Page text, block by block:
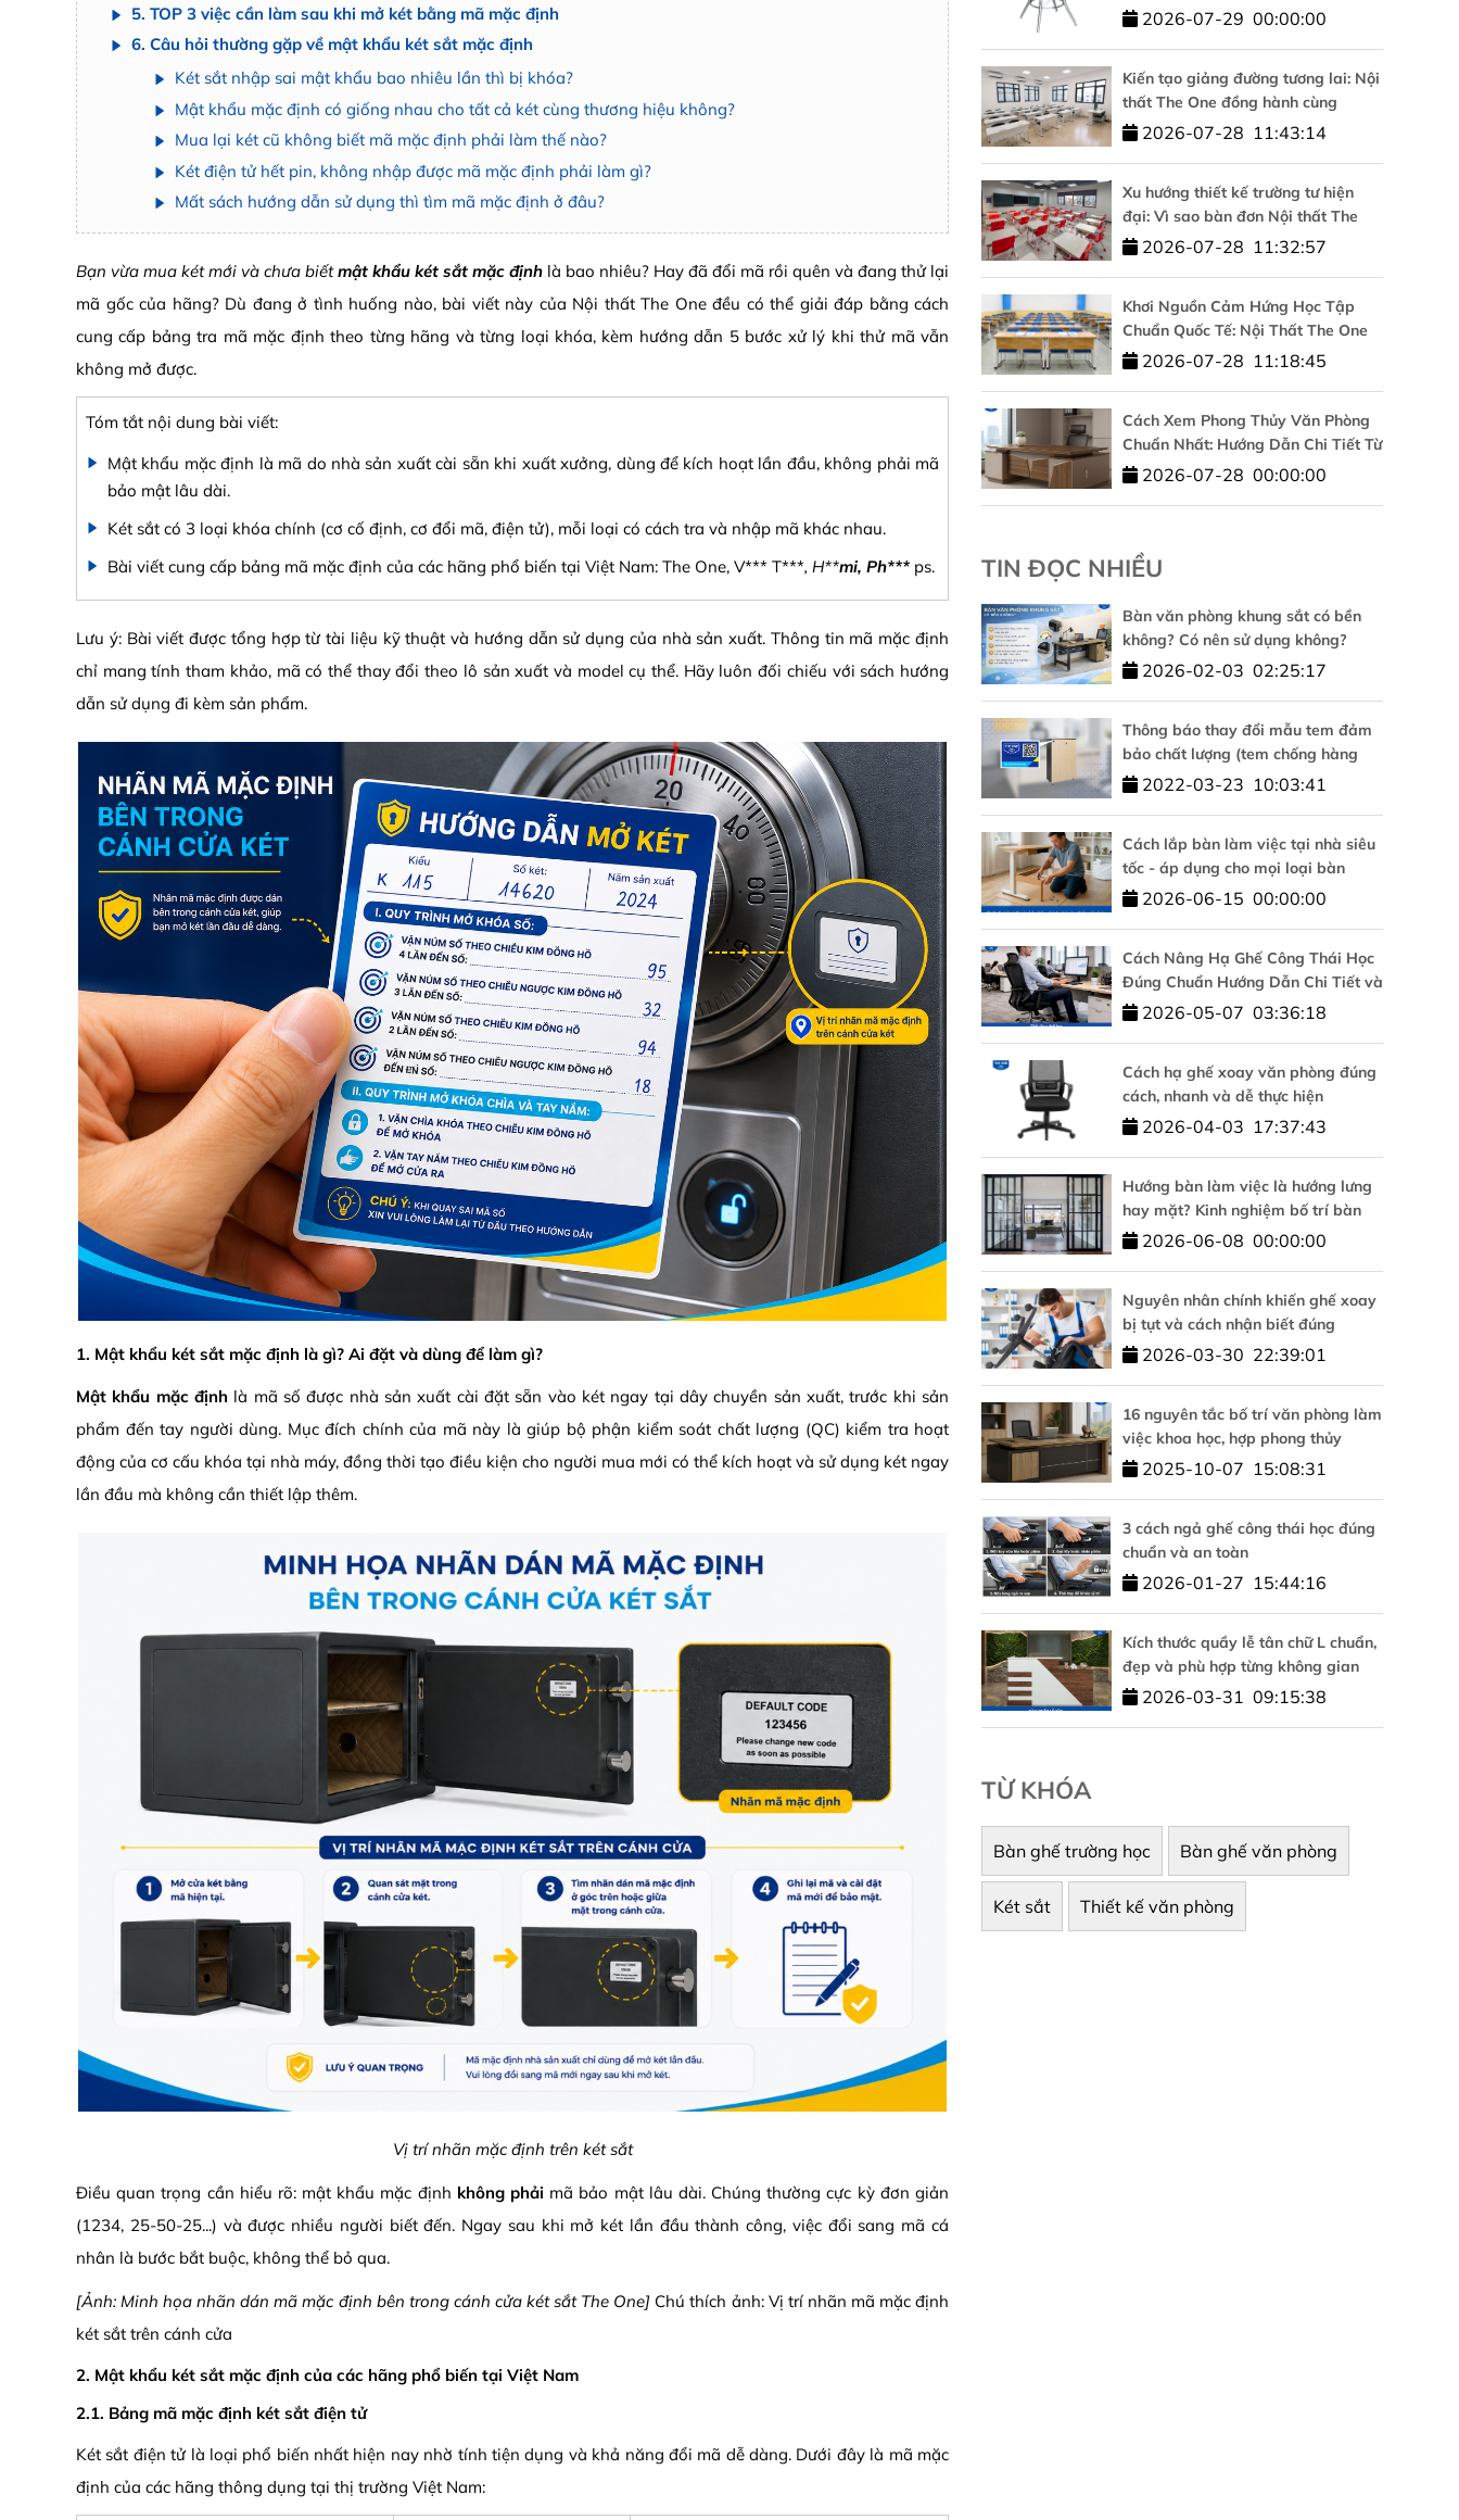
5. TOP 3 việc cần làm sau khi mở két bằng mã mặc định
6. Câu hỏi thường gặp về mật khẩu két sắt mặc định
Két sắt nhập sai mật khẩu bao nhiêu lần thì bị khóa?
Mật khẩu mặc định có giống nhau cho tất cả két cùng thương hiệu không?
Mua lại két cũ không biết mã mặc định phải làm thế nào?
Két điện tử hết pin, không nhập được mã mặc định phải làm gì?
Mất sách hướng dẫn sử dụng thì tìm mã mặc định ở đâu?
Bạn vừa mua két mới và chưa biếtmật khẩu két sắt mặc định là bao nhiêu? Hay đã đổi mã rồi quên và đang thử lại
mã gốc của hãng? Dù đang ở tình huống nào, bài viết này của Nội thất The One đều có thể giải đáp bằng cách
cung cấp bảng tra mã mặc định theo từng hãng và từng loại khóa, kèm hướng dẫn 5 bước xử lý khi thử mã vẫn
không mở được.
Tóm tắt nội dung bài viết:
Mật khẩu mặc định là mã do nhà sản xuất cài sẵn khi xuất xưởng, dùng để kích hoạt lần đầu, không phải mã
bảo mật lâu dài.
Két sắt có 3 loại khóa chính (cơ cố định, cơ đổi mã, điện tử), mỗi loại có cách tra và nhập mã khác nhau.
Bài viết cung cấp bảng mã mặc định của các hãng phổ biến tại Việt Nam: The One, V*** T***, H**mi, Ph*** ps.
Lưu ý: Bài viết được tổng hợp từ tài liệu kỹ thuật và hướng dẫn sử dụng của nhà sản xuất. Thông tin mã mặc định
chỉ mang tính tham khảo, mã có thể thay đổi theo lô sản xuất và model cụ thể. Hãy luôn đối chiếu với sách hướng
dẫn sử dụng đi kèm sản phẩm.
1. Mật khẩu két sắt mặc định là gì? Ai đặt và dùng để làm gì?
Mật khẩu mặc định là mã số được nhà sản xuất cài đặt sẵn vào két ngay tại dây chuyền sản xuất, trước khi sản
phẩm đến tay người dùng. Mục đích chính của mã này là giúp bộ phận kiểm soát chất lượng (QC) kiểm tra hoạt
động của cơ cấu khóa tại nhà máy, đồng thời tạo điều kiện cho người mua mới có thể kích hoạt và sử dụng két ngay
lần đầu mà không cần thiết lập thêm.
Vị trí nhãn mặc định trên két sắt
Điều quan trọng cần hiểu rõ: mật khẩu mặc định không phải mã bảo mật lâu dài. Chúng thường cực kỳ đơn giản
(1234, 25-50-25...) và được nhiều người biết đến. Ngay sau khi mở két lần đầu thành công, việc đổi sang mã cá
nhân là bước bắt buộc, không thể bỏ qua.
[Ảnh: Minh họa nhãn dán mã mặc định bên trong cánh cửa két sắt The One] Chú thích ảnh: Vị trí nhãn mã mặc định
két sắt trên cánh cửa
2. Mật khẩu két sắt mặc định của các hãng phổ biến tại Việt Nam
2.1. Bảng mã mặc định két sắt điện tử
Két sắt điện tử là loại phổ biến nhất hiện nay nhờ tính tiện dụng và khả năng đổi mã dễ dàng. Dưới đây là mã mặc
định của các hãng thông dụng tại thị trường Việt Nam:
2026-07-29 00:00:00
Kiến tạo giảng đường tương lai: Nội
thất The One đồng hành cùng
Trường Đại học Công nghệ –
2026-07-28 11:43:14
Xu hướng thiết kế trường tư hiện
đại: Vì sao bàn đơn Nội thất The
One được tin dùng?
2026-07-28 11:32:57
Khơi Nguồn Cảm Hứng Học Tập
Chuẩn Quốc Tế: Nội Thất The One
Đồng Hành Cùng HUFLIT
2026-07-28 11:18:45
Cách Xem Phong Thủy Văn Phòng
Chuẩn Nhất: Hướng Dẫn Chi Tiết Từ
A-Z2026-07-28 00:00:00
TIN ĐỌC NHIỀU
Bàn văn phòng khung sắt có bền
không? Có nên sử dụng không?
2026-02-03 02:25:17
Thông báo thay đổi mẫu tem đảm
bảo chất lượng (tem chống hàng
giả)2022-03-23 10:03:41
Cách lắp bàn làm việc tại nhà siêu
tốc - áp dụng cho mọi loại bàn
2026-06-15 00:00:00
Cách Nâng Hạ Ghế Công Thái Học
Đúng Chuẩn Hướng Dẫn Chi Tiết và
Đơn Giản
2026-05-07 03:36:18
Cách hạ ghế xoay văn phòng đúng
cách, nhanh và dễ thực hiện
2026-04-03 17:37:43
Hướng bàn làm việc là hướng lưng
hay mặt? Kinh nghiệm bố trí bàn
làm việc hợp phong thủy
2026-06-08 00:00:00
Nguyên nhân chính khiến ghế xoay
bị tụt và cách nhận biết đúng
2026-03-30 22:39:01
16 nguyên tắc bố trí văn phòng làm
việc khoa học, hợp phong thủy
2025-10-07 15:08:31
3 cách ngả ghế công thái học đúng
chuẩn và an toàn
2026-01-27 15:44:16
Kích thước quầy lễ tân chữ L chuẩn,
đẹp và phù hợp từng không gian
2026-03-31 09:15:38
TỪ KHÓA
Bàn ghế trường học Bàn ghế văn phòng
Két sắt Thiết kế văn phòng